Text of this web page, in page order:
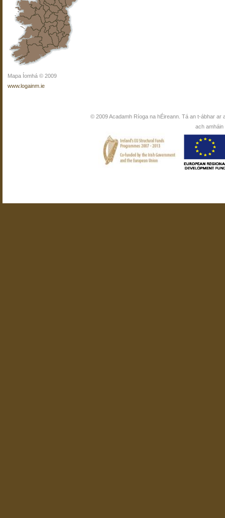
Mapa Íomhá © 2009
www.logainm.ie
© 2009 Acadamh Ríoga na hÉireann. Tá an t-ábhar ar
ach amháin